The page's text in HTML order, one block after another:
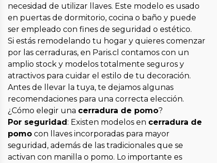
necesidad de utilizar llaves. Este modelo es usado
en puertas de dormitorio, cocina o baño y puede
ser empleado con fines de seguridad o estético.
Si estás remodelando tu hogar y quieres comenzar
por las cerraduras, en Paris.cl contamos con un
amplio stock y modelos totalmente seguros y
atractivos para cuidar el estilo de tu decoración.
Antes de llevar la tuya, te dejamos algunas
recomendaciones para una correcta elección.
¿Cómo elegir una cerradura de pomo?
Por seguridad: Existen modelos en cerradura de
pomo con llaves incorporadas para mayor
seguridad, además de las tradicionales que se
activan con manilla o pomo. Lo importante es